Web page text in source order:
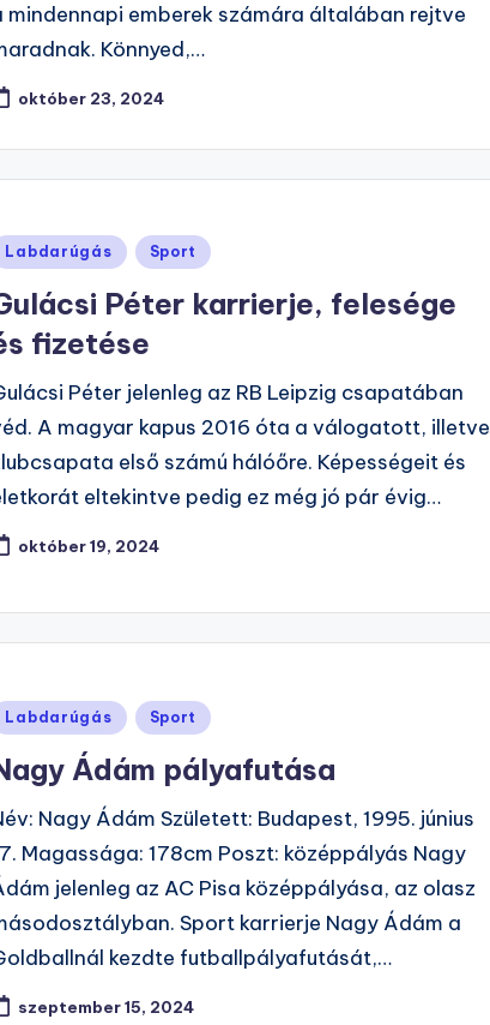
mindennapi emberek számára általában rejtve
Könnyed,…
október 23, 2024
Labdarúgás Sport
Péter karrierje, felesége
fizetése
Péter jelenleg az RB Leipzig csapatában
A magyar kapus 2016 óta a válogatott, illetve
első számú hálóőre. Képességeit és
eltekintve pedig ez még jó pár évig…
október 19, 2024
Labdarúgás Sport
Ádám pályafutása
Nagy Ádám Született: Budapest, 1995. június
Magassága: 178cm Poszt: középpályás Nagy
jelenleg az AC Pisa középpályása, az olasz
Sport karrierje Nagy Ádám a
kezdte futballpályafutását,…
szeptember 15, 2024